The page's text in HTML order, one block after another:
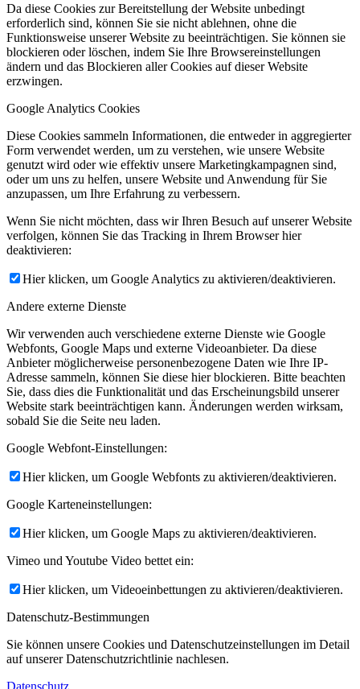
Da diese Cookies zur Bereitstellung der Website unbedingt
erforderlich sind, können Sie sie nicht ablehnen, ohne die
Funktionsweise unserer Website zu beeinträchtigen. Sie können sie
blockieren oder löschen, indem Sie Ihre Browsereinstellungen
ändern und das Blockieren aller Cookies auf dieser Website
erzwingen.
Google Analytics Cookies
Diese Cookies sammeln Informationen, die entweder in aggregierter
Form verwendet werden, um zu verstehen, wie unsere Website
genutzt wird oder wie effektiv unsere Marketingkampagnen sind,
oder um uns zu helfen, unsere Website und Anwendung für Sie
anzupassen, um Ihre Erfahrung zu verbessern.
Wenn Sie nicht möchten, dass wir Ihren Besuch auf unserer Website
verfolgen, können Sie das Tracking in Ihrem Browser hier
deaktivieren:
Hier klicken, um Google Analytics zu aktivieren/deaktivieren.
Andere externe Dienste
Wir verwenden auch verschiedene externe Dienste wie Google
Webfonts, Google Maps und externe Videoanbieter. Da diese
Anbieter möglicherweise personenbezogene Daten wie Ihre IP-
Adresse sammeln, können Sie diese hier blockieren. Bitte beachten
Sie, dass dies die Funktionalität und das Erscheinungsbild unserer
Website stark beeinträchtigen kann. Änderungen werden wirksam,
sobald Sie die Seite neu laden.
Google Webfont-Einstellungen:
Hier klicken, um Google Webfonts zu aktivieren/deaktivieren.
Google Karteneinstellungen:
Hier klicken, um Google Maps zu aktivieren/deaktivieren.
Vimeo und Youtube Video bettet ein:
Hier klicken, um Videoeinbettungen zu aktivieren/deaktivieren.
Datenschutz-Bestimmungen
Sie können unsere Cookies und Datenschutzeinstellungen im Detail
auf unserer Datenschutzrichtlinie nachlesen.
Datenschutz